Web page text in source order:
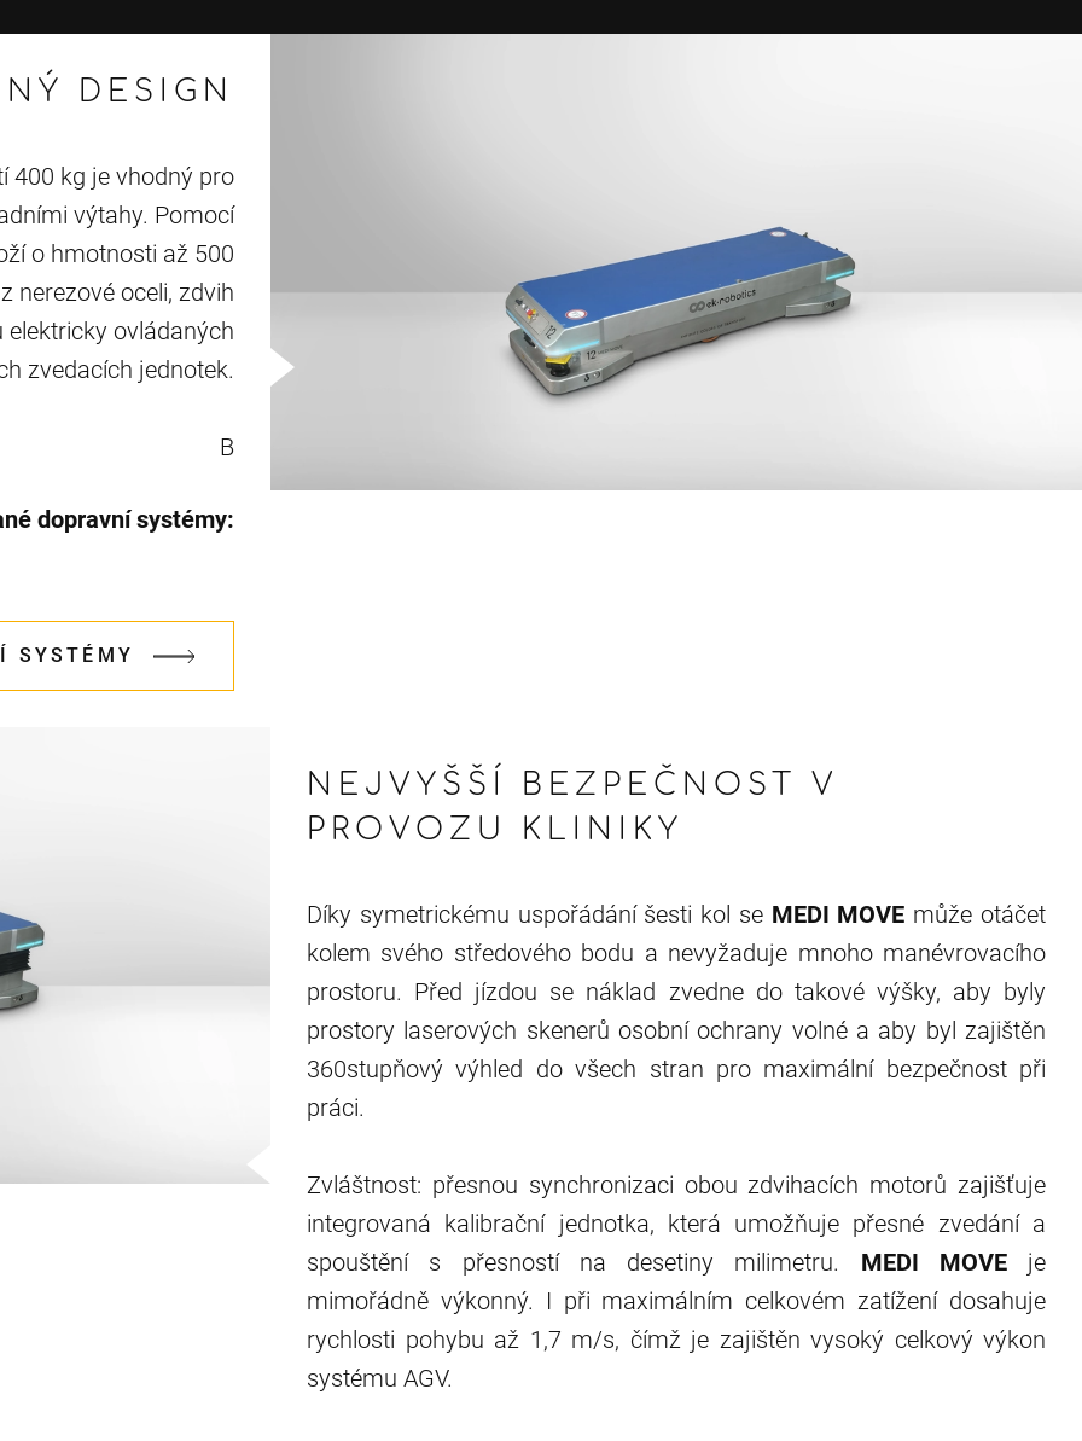
DESIGN
400 kg je vhodný pro
výtahy. Pomocí
o hmotnosti až 500
nerezové oceli, zdvih
ovládaných
zvedacích jednotek.
B
dopravní systémy:
SYSTÉMY
NEJVYŠŠÍ BEZPEČNOST V
PROVOZU KLINIKY
Díky symetrickému uspořádání šesti kol se MEDI MOVE může otáčet
kolem svého středového bodu a nevyžaduje mnoho manévrovacího
prostoru. Před jízdou se náklad zvedne do takové výšky, aby byly
prostory laserových skenerů osobní ochrany volné a aby byl zajištěn
360stupňový výhled do všech stran pro maximální bezpečnost při
práci.
Zvláštnost: přesnou synchronizaci obou zdvihacích motorů zajišťuje
integrovaná kalibrační jednotka, která umožňuje přesné zvedání a
spouštění s přesností na desetiny milimetru. MEDI MOVEje
mimořádně výkonný. I při maximálním celkovém zatížení dosahuje
rychlosti pohybu až 1,7 m/s, čímž je zajištěn vysoký celkový výkon
systému AGV.